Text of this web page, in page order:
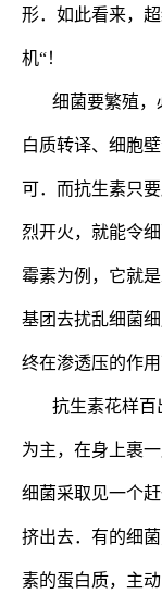
形．如此看来，
机“！
细菌要繁殖
白质转译、细胞
可．而抗生素只
烈开火，就能令
霉素为例，它就
基团去扰乱细菌
终在渗透压的作用
抗生素花样百
为主，在身上裹
细菌采取见一个
挤出去．有的细
素的蛋白质，主